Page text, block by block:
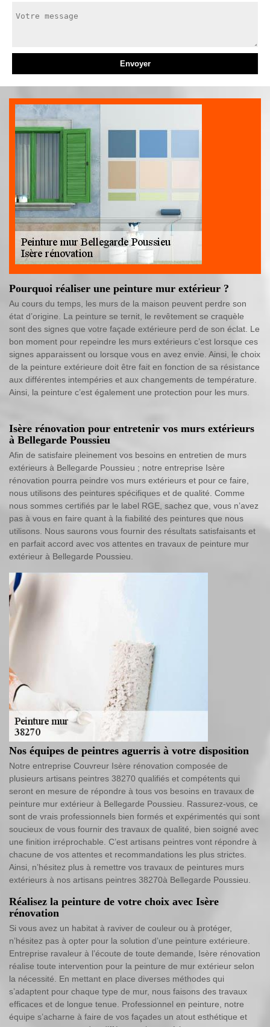
Pourquoi réaliser une peinture mur extérieur ?
Au cours du temps, les murs de la maison peuvent perdre son
état d’origine. La peinture se ternit, le revêtement se craquèle
sont des signes que votre façade extérieure perd de son éclat. Le
bon moment pour repeindre les murs extérieurs c’est lorsque ces
signes apparaissent ou lorsque vous en avez envie. Ainsi, le choix
de la peinture extérieure doit être fait en fonction de sa résistance
aux différentes intempéries et aux changements de température.
Ainsi, la peinture c’est également une protection pour les murs.
Isère rénovation pour entretenir vos murs extérieurs
à Bellegarde Poussieu
Afin de satisfaire pleinement vos besoins en entretien de murs
extérieurs à Bellegarde Poussieu ; notre entreprise Isère
rénovation pourra peindre vos murs extérieurs et pour ce faire,
nous utilisons des peintures spécifiques et de qualité. Comme
nous sommes certifiés par le label RGE, sachez que, vous n’avez
pas à vous en faire quant à la fiabilité des peintures que nous
utilisons. Nous saurons vous fournir des résultats satisfaisants et
en parfait accord avec vos attentes en travaux de peinture mur
extérieur à Bellegarde Poussieu.
Nos équipes de peintres aguerris à votre disposition
Notre entreprise Couvreur Isère rénovation composée de
plusieurs artisans peintres 38270 qualifiés et compétents qui
seront en mesure de répondre à tous vos besoins en travaux de
peinture mur extérieur à Bellegarde Poussieu. Rassurez-vous, ce
sont de vrais professionnels bien formés et expérimentés qui sont
soucieux de vous fournir des travaux de qualité, bien soigné avec
une finition irréprochable. C’est artisans peintres vont répondre à
chacune de vos attentes et recommandations les plus strictes.
Ainsi, n’hésitez plus à remettre vos travaux de peintures murs
extérieurs à nos artisans peintres 38270à Bellegarde Poussieu.
Réalisez la peinture de votre choix avec Isère
rénovation
Si vous avez un habitat à raviver de couleur ou à protéger,
n’hésitez pas à opter pour la solution d’une peinture extérieure.
Entreprise ravaleur à l’écoute de toute demande, Isère rénovation
réalise toute intervention pour la peinture de mur extérieur selon
la nécessité. En mettant en place diverses méthodes qui
s’adaptent pour chaque type de mur, nous faisons des travaux
efficaces et de longue tenue. Professionnel en peinture, notre
équipe s’acharne à faire de vos façades un atout esthétique et